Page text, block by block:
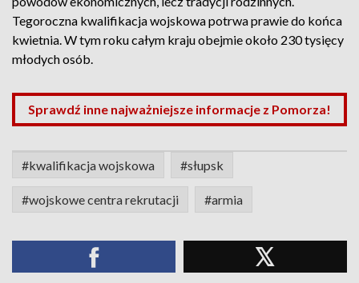
Tegoroczna kwalifikacja wojskowa potrwa prawie do końca
kwietnia. W tym roku całym kraju obejmie około 230 tysięcy
młodych osób.
Sprawdź inne najważniejsze informacje z Pomorza!
#kwalifikacja wojskowa #słupsk
#wojskowe centra rekrutacji #armia